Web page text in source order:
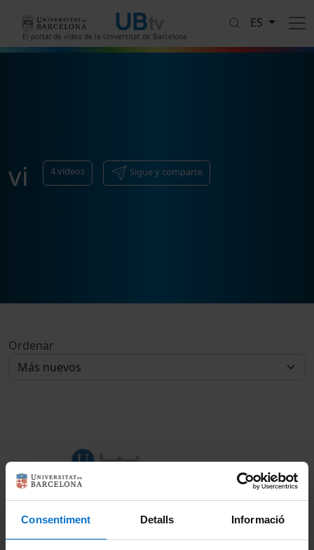
Consentiment Detalls Informació
El portal de vídeo de la Universitat de Barcelona
ES
vi 4vídeos Sigue y comparte
Ordenar